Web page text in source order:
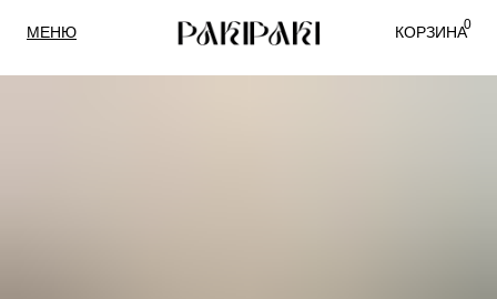
0
КОРЗИНА
МЕНЮ